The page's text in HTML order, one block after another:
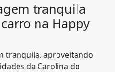
tranquila
na Happy
tranquila, aproveitando
da Carolina do